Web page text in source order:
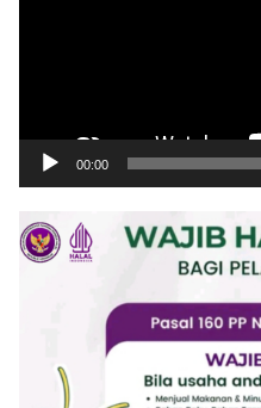
00:00